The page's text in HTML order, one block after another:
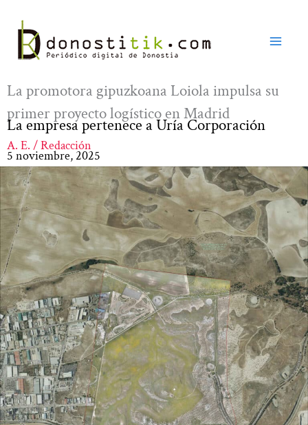
contenido
La promotora gipuzkoana Loiola impulsa su
primer proyecto logístico en Madrid
La empresa pertenece a Uría Corporación
A. E. / Redacción
5 noviembre, 2025